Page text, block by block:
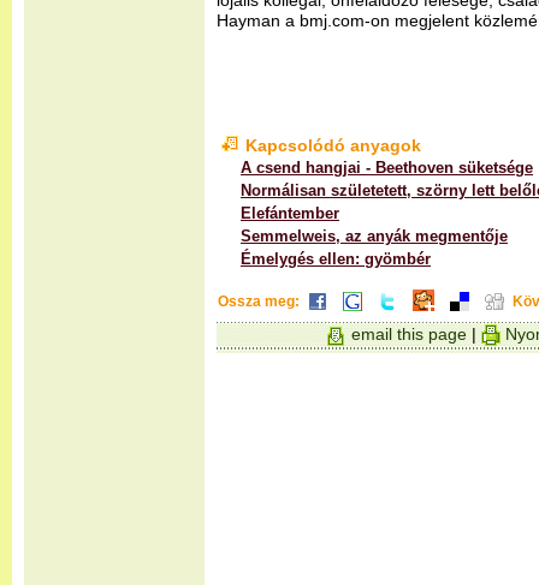
Hayman a bmj.com-on megjelent
Kapcsolódó anyagok
A csend hangjai - Beethoven süketsége
Normálisan születetett, szörny lett
Elefántember
Semmelweis, az anyák megmentője
Émelygés ellen: gyömbér
Ossza meg:
email this page |